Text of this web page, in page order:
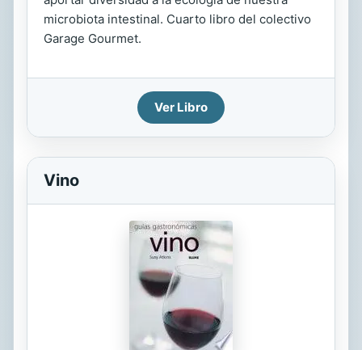
microbiota intestinal. Cuarto libro del colectivo
Garage Gourmet.
Ver Libro
Vino